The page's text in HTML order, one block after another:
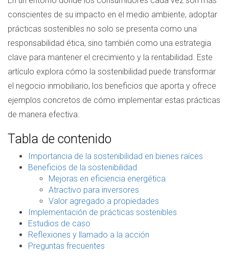
conscientes de su impacto en el medio ambiente, adoptar
prácticas sostenibles no solo se presenta como una
responsabilidad ética, sino también como una estrategia
clave para mantener el crecimiento y la rentabilidad. Este
artículo explora cómo la sostenibilidad puede transformar
el negocio inmobiliario, los beneficios que aporta y ofrece
ejemplos concretos de cómo implementar estas prácticas
de manera efectiva.
Tabla de contenido
Importancia de la sostenibilidad en bienes raíces
Beneficios de la sostenibilidad
Mejoras en eficiencia energética
Atractivo para inversores
Valor agregado a propiedades
Implementación de prácticas sostenibles
Estudios de caso
Reflexiones y llamado a la acción
Preguntas frecuentes